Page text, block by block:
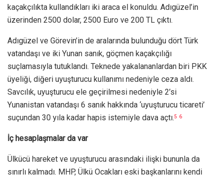
kaçakçılıkta kullandıkları iki araca el konuldu. Adıgüzel’in
üzerinden 2500 dolar, 2500 Euro ve 200 TL çıktı.
Adıgüzel ve Görevin’in de aralarında bulunduğu dört Türk
vatandaşı ve iki Yunan sanık, göçmen kaçakçılığı
suçlamasıyla tutuklandı. Teknede yakalananlardan biri PKK
üyeliği, diğeri uyuşturucu kullanımı nedeniyle ceza aldı.
Savcılık, uyuşturucu ele geçirilmesi nedeniyle 2’si
Yunanistan vatandaşı 6 sanık hakkında ‘uyuşturucu ticareti’
suçundan 30 yıla kadar hapis istemiyle dava açtı.5 6
İç hesaplaşmalar da var
Ülkücü hareket ve uyuşturucu arasındaki ilişki bununla da
sınırlı kalmadı. MHP, Ülkü Ocakları eski başkanlarını kendi